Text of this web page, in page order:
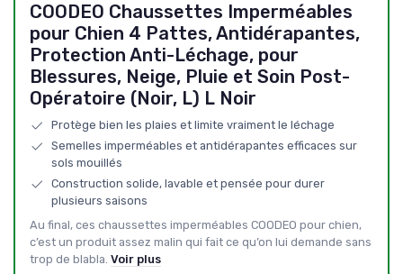
COODEO Chaussettes Imperméables
pour Chien 4 Pattes, Antidérapantes,
Protection Anti-Léchage, pour
Blessures, Neige, Pluie et Soin Post-
Opératoire (Noir, L) L Noir
Protège bien les plaies et limite vraiment le léchage
Semelles imperméables et antidérapantes efficaces sur
sols mouillés
Construction solide, lavable et pensée pour durer
plusieurs saisons
Au final, ces chaussettes imperméables COODEO pour chien,
c’est un produit assez malin qui fait ce qu’on lui demande sans
trop de blabla. Voir plus